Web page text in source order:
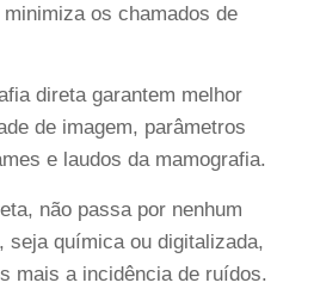
os chamados de
direta garantem melhor
de imagem, parâmetros
e laudos da mamografia.
não passa por nenhum
seja química ou digitalizada,
mais a incidência de ruídos.